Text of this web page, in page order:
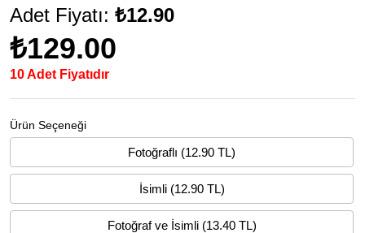
Adet Fiyatı: ₺12.90
₺129.00
10 Adet Fiyatıdır
Ürün Seçeneği
Fotoğraflı (12.90 TL)
İsimli (12.90 TL)
Fotoğraf ve İsimli (13.40 TL)